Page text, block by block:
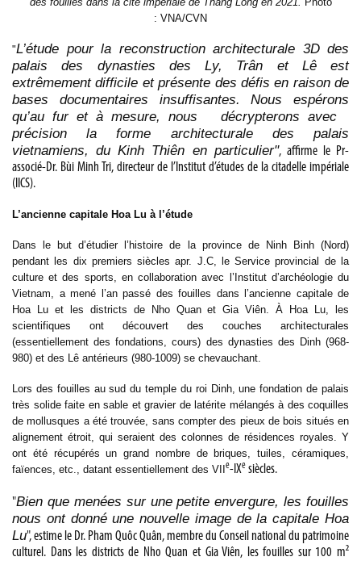
: VNA/CVN
"L’étude pour la reconstruction architecturale 3D des
palais des dynasties des Ly, Trân et Lê est
extrêmement difficile et présente des défis en raison de
bases documentaires insuffisantes. Nous espérons
qu’au fur et à mesure, nous décrypterons avec
précision la forme architecturale des palais
vietnamiens, du Kinh Thiên en particulier", affirme le Pr-
associé-Dr. Bùi Minh Tri, directeur de l’Institut d’études de la citadelle impériale
(IICS).
L’ancienne capitale Hoa Lu à l’étude
Dans le but d’étudier l’histoire de la province de Ninh Binh (Nord)
pendant les dix premiers siècles apr. J.C, le Service provincial de la
culture et des sports, en collaboration avec l’Institut d’archéologie du
Vietnam, a mené l’an passé des fouilles dans l’ancienne capitale de
Hoa Lu et les districts de Nho Quan et Gia Viên. À Hoa Lu, les
scientifiques ont découvert des couches architecturales
(essentiellement des fondations, cours) des dynasties des Dinh (968-
980) et des Lê antérieurs (980-1009) se chevauchant.
Lors des fouilles au sud du temple du roi Dinh, une fondation de palais
très solide faite en sable et gravier de latérite mélangés à des coquilles
de mollusques a été trouvée, sans compter des pieux de bois situés en
alignement étroit, qui seraient des colonnes de résidences royales. Y
ont été récupérés un grand nombre de briques, tuiles, céramiques,
faïences, etc., datant essentiellement des VII e-IXe siècles.
"Bien que menées sur une petite envergure, les fouilles
nous ont donné une nouvelle image de la capitale Hoa
Lu", estime le Dr. Pham Quôc Quân, membre du Conseil national du patrimoine
culturel. Dans les districts de Nho Quan et Gia Viên, les fouilles sur 100 m²